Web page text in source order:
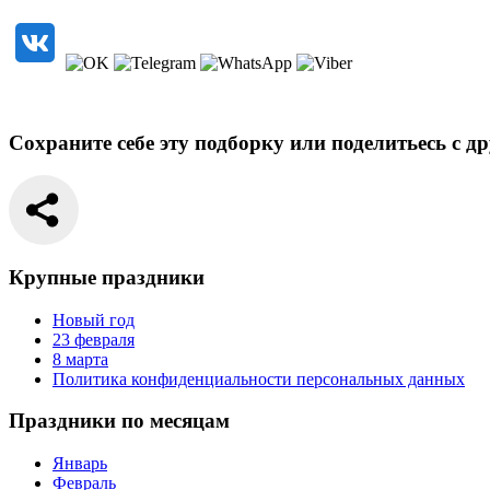
Сохраните себе эту подборку или поделитьесь с
Крупные праздники
Новый год
23 февраля
8 марта
Политика конфиденциальности персональных данных
Праздники по месяцам
Январь
Февраль